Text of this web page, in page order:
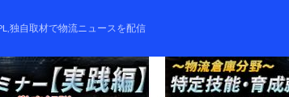
独自取材で物流ニュースを配信